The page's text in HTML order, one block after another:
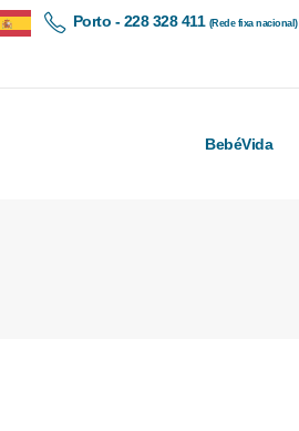
Porto - 228 328 411 (Rede fixa nacional)
BebéVida